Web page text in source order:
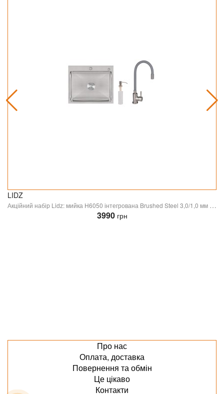
LIDZ
Акційний набір Lidz: мийка H6050 інтегрована Brushed Steel 3,0/1,0 мм + Змішувач Aria для кухні з гнучким виливом (k35) Grey
3990грн
Про нас
Оплата, доставка
Повернення та обмін
Це цікаво
Контакти